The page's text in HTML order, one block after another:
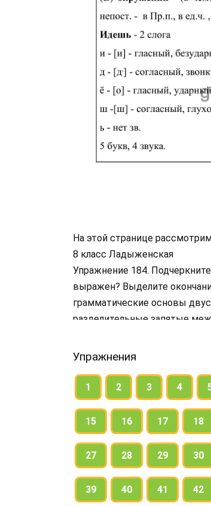
На этой странице
8 класс Ладыженская
Упражнение 184.
выражен? Выделите
грамматические основы
разделительные запятые
сложных.
Упражнения
1 2 3 4
15 16 17 18
27 28 29 30
39 40 41 42